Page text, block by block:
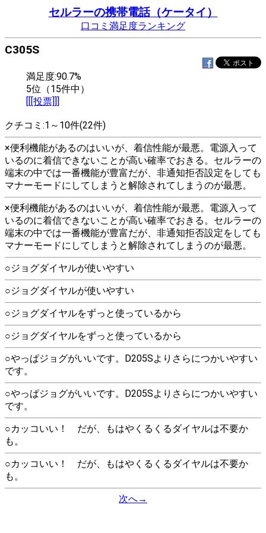
セルラーの携帯電話（ケータイ）
口コミ満足度ランキング
C305S
満足度:90.7%
5位（15件中）
[[[投票]]]
クチコミ:1～10件(22件)
×便利機能があるのはいいが、着信性能が最悪。電源入って
いるのに着信できないことが高い確率でおきる。セルラーの
端末の中では一番機能が豊富だが、非通知拒否設定をしても
マナーモードにしてしまうと解除されてしまうのが最悪。
×便利機能があるのはいいが、着信性能が最悪。電源入って
いるのに着信できないことが高い確率でおきる。セルラーの
端末の中では一番機能が豊富だが、非通知拒否設定をしても
マナーモードにしてしまうと解除されてしまうのが最悪。
○ジョグダイヤルが使いやすい
○ジョグダイヤルが使いやすい
○ジョグダイヤルをずっと使っているから
○ジョグダイヤルをずっと使っているから
○やっぱジョグがいいです。D205Sよりさらにつかいやすい
です。
○やっぱジョグがいいです。D205Sよりさらにつかいやすい
です。
○カッコいい！ だが、もはやくるくるダイヤルは不要か
も。
○カッコいい！ だが、もはやくるくるダイヤルは不要か
も。
次へ→